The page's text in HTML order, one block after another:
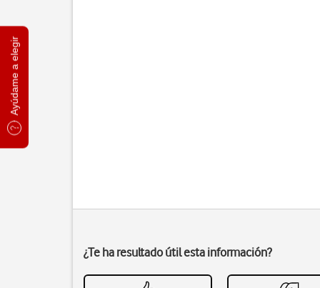
Ayúdame a elegir
¿Te ha resultado útil esta información?